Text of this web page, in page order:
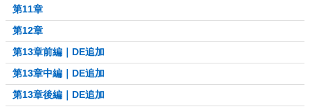
第11章
第12章
第13章前編｜DE追加
第13章中編｜DE追加
第13章後編｜DE追加